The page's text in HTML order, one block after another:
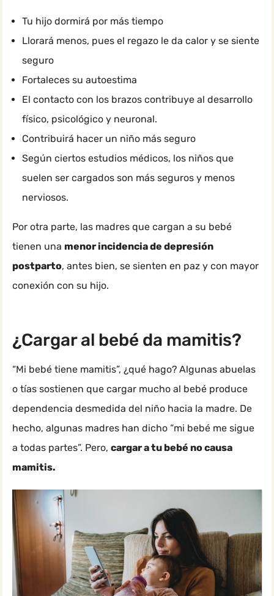
Tu hijo dormirá por más tiempo
Llorará menos, pues el regazo le da calor y se siente
seguro
Fortaleces su autoestima
El contacto con los brazos contribuye al desarrollo
físico, psicológico y neuronal.
Contribuirá hacer un niño más seguro
Según ciertos estudios médicos, los niños que
suelen ser cargados son más seguros y menos
nerviosos.
Por otra parte, las madres que cargan a su bebé
tienen una menor incidencia de depresión
postparto, antes bien, se sienten en paz y con mayor
conexión con su hijo.
¿Cargar al bebé da mamitis?
“Mi bebé tiene mamitis”, ¿qué hago? Algunas abuelas
o tías sostienen que cargar mucho al bebé produce
dependencia desmedida del niño hacia la madre. De
hecho, algunas madres han dicho “mi bebé me sigue
a todas partes”. Pero, cargar a tu bebé no causa
mamitis.